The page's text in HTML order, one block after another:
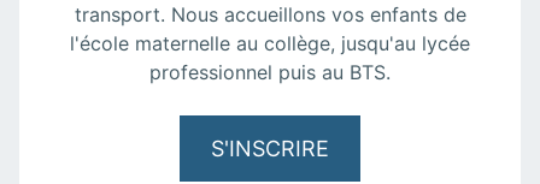
transport. Nous accueillons vos enfants de
l'école maternelle au collège, jusqu'au lycée
professionnel puis au BTS.
S'INSCRIRE